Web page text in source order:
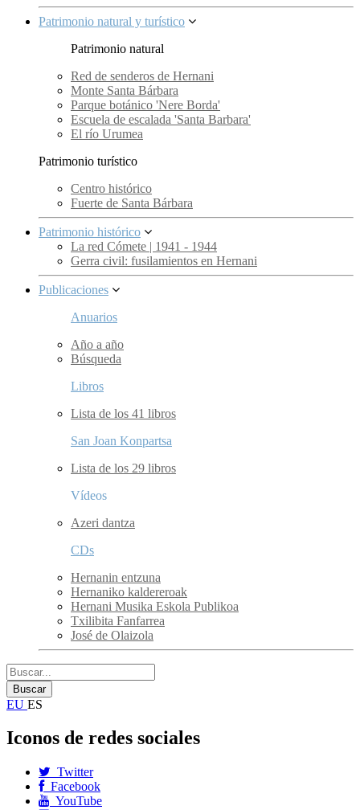
Patrimonio natural y turístico
Patrimonio natural
Red de senderos de Hernani
Monte Santa Bárbara
Parque botánico 'Nere Borda'
Escuela de escalada 'Santa Barbara'
El río Urumea
Patrimonio turístico
Centro histórico
Fuerte de Santa Bárbara
Patrimonio histórico
La red Cómete | 1941 - 1944
Gerra civil: fusilamientos en Hernani
Publicaciones
Anuarios
Año a año
Búsqueda
Libros
Lista de los 41 libros
San Joan Konpartsa
Lista de los 29 libros
Vídeos
Azeri dantza
CDs
Hernanin entzuna
Hernaniko kaldereroak
Hernani Musika Eskola Publikoa
Txilibita Fanfarrea
José de Olaizola
EU ES
Iconos de redes sociales
Twitter
Facebook
YouTube